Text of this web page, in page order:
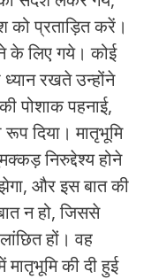
को प्रताड़ित करें।
के लिए गये। कोई
रखते उन्‍होंने
पोशाक पहनाई,
दिया। मातृभूमि
निरुद्देश्‍य होने
और इस बात की
न हो, जिससे
हों। वह
की दी हुई